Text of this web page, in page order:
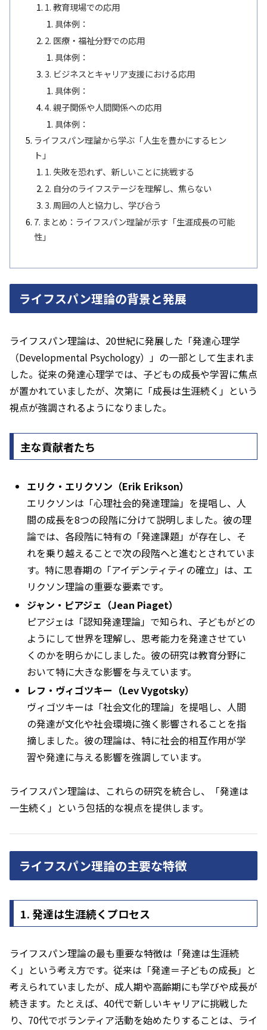
1. 教育現場での応用
具体例：
2. 医療・福祉分野での応用
具体例：
3. ビジネスとキャリア支援における応用
具体例：
4. 親子関係や人間関係への応用
具体例：
ライフスパン理論から学ぶ「人生を豊かにするヒン
ト」
1. 失敗を恐れず、新しいことに挑戦する
2. 自分のライフステージを理解し、焦らない
3. 周囲の人と協力し、学び合う
7. まとめ：ライフスパン理論が示す「生涯成長の可能
性」
ライフスパン理論の背景と発展
ライフスパン理論は、20世紀に発展した「発達心理学
（Developmental Psychology）」の一部として生まれま
した。従来の発達心理学では、子どもの成長や学習に焦点
が置かれていましたが、次第に「成長は生涯続く」という
視点が強調されるようになりました。
主な貢献者たち
エリク・エリクソン（Erik Erikson）
エリクソンは「心理社会的発達理論」を提唱し、人
間の成長を8つの段階に分けて説明しました。彼の理
論では、各段階に特有の「発達課題」が存在し、そ
れを乗り越えることで次の段階へと進むとされていま
す。特に思春期の「アイデンティティの確立」は、エ
リクソン理論の重要な要素です。
ジャン・ピアジェ（Jean Piaget）
ピアジェは「認知発達理論」で知られ、子どもがどの
ようにして世界を理解し、思考能力を発達させてい
くのかを明らかにしました。彼の研究は教育分野に
おいて特に大きな影響を与えています。
レフ・ヴィゴツキー（Lev Vygotsky）
ヴィゴツキーは「社会文化的理論」を提唱し、人間
の発達が文化や社会環境に強く影響されることを指
摘しました。彼の理論は、特に社会的相互作用が学
習や発達に与える影響を強調しています。
ライフスパン理論は、これらの研究を統合し、「発達は
一生続く」という包括的な視点を提供します。
ライフスパン理論の主要な特徴
1. 発達は生涯続くプロセス
ライフスパン理論の最も重要な特徴は「発達は生涯続
く」という考え方です。従来は「発達＝子どもの成長」と
考えられていましたが、成人期や高齢期にも学びや成長が
続きます。たとえば、40代で新しいキャリアに挑戦した
り、70代でボランティア活動を始めたりすることは、ライ